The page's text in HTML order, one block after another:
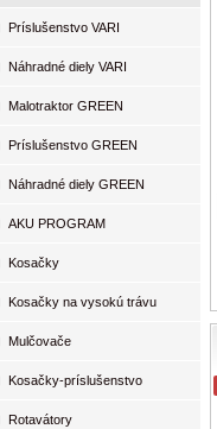
Príslušenstvo VARI
Náhradné diely VARI
Malotraktor GREEN
Príslušenstvo GREEN
Náhradné diely GREEN
AKU PROGRAM
Kosačky
Kosačky na vysokú trávu
Mulčovače
Kosačky-príslušenstvo
Rotavátory